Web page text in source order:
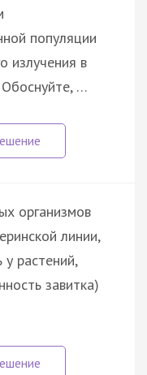
популяции
излучения в
Обоснуйте, …
организмов
линии,
у растений,
завитка)